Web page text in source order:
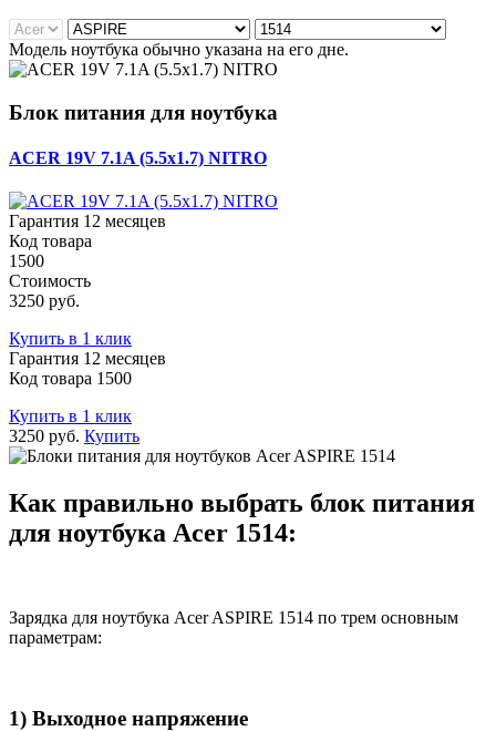
Модель ноутбука обычно указана на его дне.
Блок питания для ноутбука
ACER 19V 7.1A (5.5x1.7) NITRO
Гарантия 12 месяцев
Код товара
1500
Стоимость
3250 руб.
Купить в 1 клик
Гарантия 12 месяцев
Код товара 1500
Купить в 1 клик
3250 руб. Купить
Как правильно выбрать блок питания
для ноутбука Acer 1514:
Зарядка для ноутбука Acer ASPIRE 1514 по трем основным
параметрам:
1) Выходное напряжение